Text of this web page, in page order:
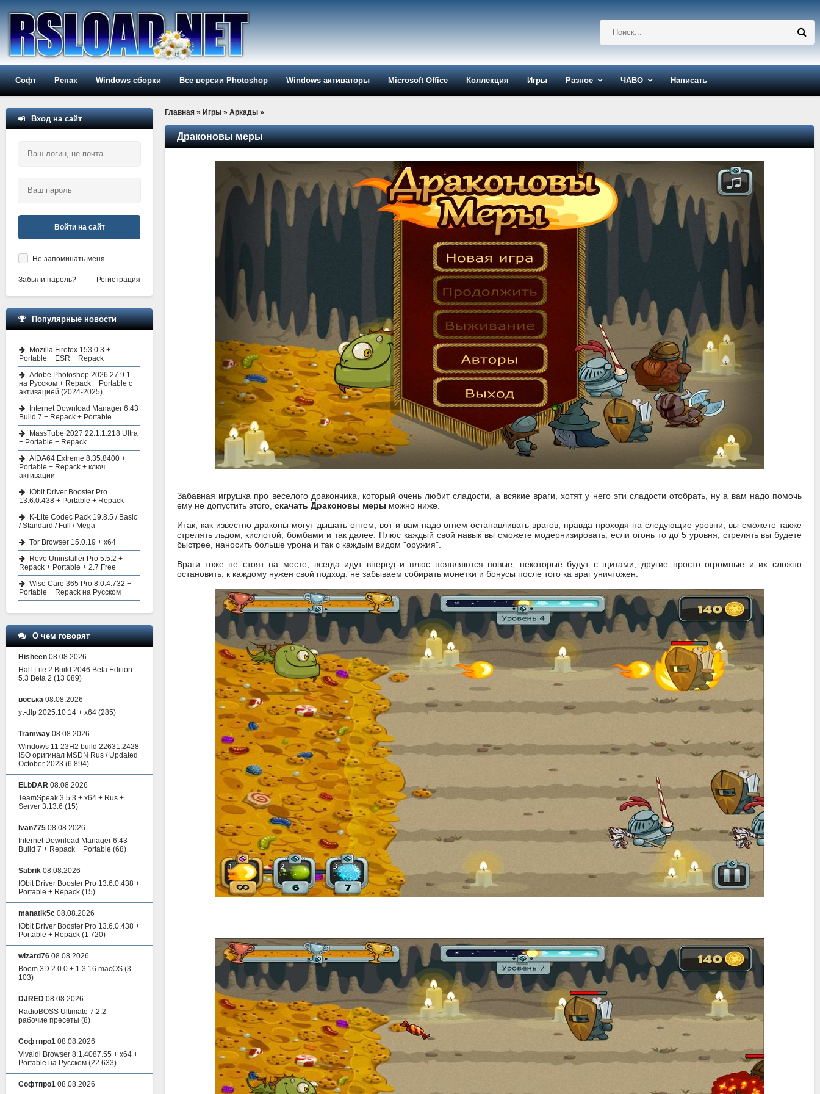
Софт Репак Windows сборки Все версии Photoshop Windows активаторы Microsoft Office Коллекция Игры Разное ЧАВО Написать
Главная » Игры » Аркады »
Драконовы меры
Забавная игрушка про веселого дракончика, который очень любит сладости, а всякие враги, хотят у него эти сладости отобрать, ну а вам надо помочь
ему не допустить этого, скачать Драконовы меры можно ниже.
Итак, как известно драконы могут дышать огнем, вот и вам надо огнем останавливать врагов, правда проходя на следующие уровни, вы сможете также
стрелять льдом, кислотой, бомбами и так далее. Плюс каждый свой навык вы сможете модернизировать, если огонь то до 5 уровня, стрелять вы будете
быстрее, наносить больше урона и так с каждым видом "оружия".
Враги тоже не стоят на месте, всегда идут вперед и плюс появляются новые, некоторые будут с щитами, другие просто огромные и их сложно
остановить, к каждому нужен свой подход. не забываем собирать монетки и бонусы после того ка враг уничтожен.
Вход на сайт
Войти на сайт
Не запоминать меня
Забыли пароль? Регистрация
Популярные новости
Mozilla Firefox 153.0.3 +
Portable + ESR + Repack
Adobe Photoshop 2026 27.9.1
на Русском + Repack + Portable с
активацией (2024-2025)
Internet Download Manager 6.43
Build 7 + Repack + Portable
MassTube 2027 22.1.1.218 Ultra
+ Portable + Repack
AIDA64 Extreme 8.35.8400 +
Portable + Repack + ключ
активации
IObit Driver Booster Pro
13.6.0.438 + Portable + Repack
K-Lite Codec Pack 19.8.5 / Basic
/ Standard / Full / Mega
Tor Browser 15.0.19 + x64
Revo Uninstaller Pro 5.5.2 +
Repack + Portable + 2.7 Free
Wise Care 365 Pro 8.0.4.732 +
Portable + Repack на Русском
О чем говорят
Hisheen 08.08.2026
Half-Life 2.Build 2046.Beta Edition
5.3 Beta 2 (13 089)
воська 08.08.2026
yt-dlp 2025.10.14 + x64 (285)
Tramway 08.08.2026
Windows 11 23H2 build 22631.2428
ISO оригинал MSDN Rus / Updated
October 2023 (6 894)
ELbDAR 08.08.2026
TeamSpeak 3.5.3 + x64 + Rus +
Server 3.13.6 (15)
Ivan775 08.08.2026
Internet Download Manager 6.43
Build 7 + Repack + Portable (68)
Sabrik 08.08.2026
IObit Driver Booster Pro 13.6.0.438 +
Portable + Repack (15)
manatik5c 08.08.2026
IObit Driver Booster Pro 13.6.0.438 +
Portable + Repack (1 720)
wizard76 08.08.2026
Boom 3D 2.0.0 + 1.3.16 macOS (3
103)
DJRED 08.08.2026
RadioBOSS Ultimate 7.2.2 -
рабочие пресеты (8)
Софтпро1 08.08.2026
Vivaldi Browser 8.1.4087.55 + x64 +
Portable на Русском (22 633)
Софтпро1 08.08.2026